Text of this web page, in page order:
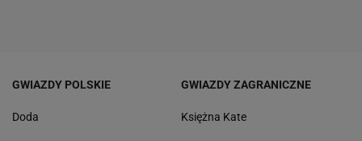
GWIAZDY POLSKIE
Doda
GWIAZDY ZAGRANICZNE
Księżna Kate